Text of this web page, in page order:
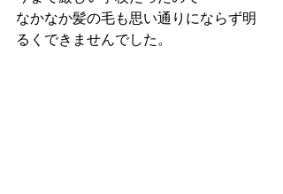
なかなか髪の毛も思い通りにならず明
るくできませんでした。